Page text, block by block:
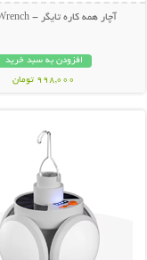
آچار همه کاره تایگر - Tiger Wrench
افزودن به سبد خرید
998,000 تومان